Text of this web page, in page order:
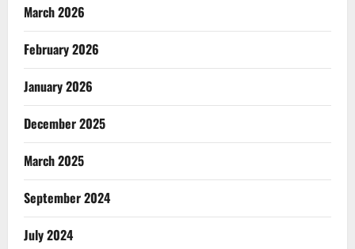
March 2026
February 2026
January 2026
December 2025
March 2025
September 2024
July 2024